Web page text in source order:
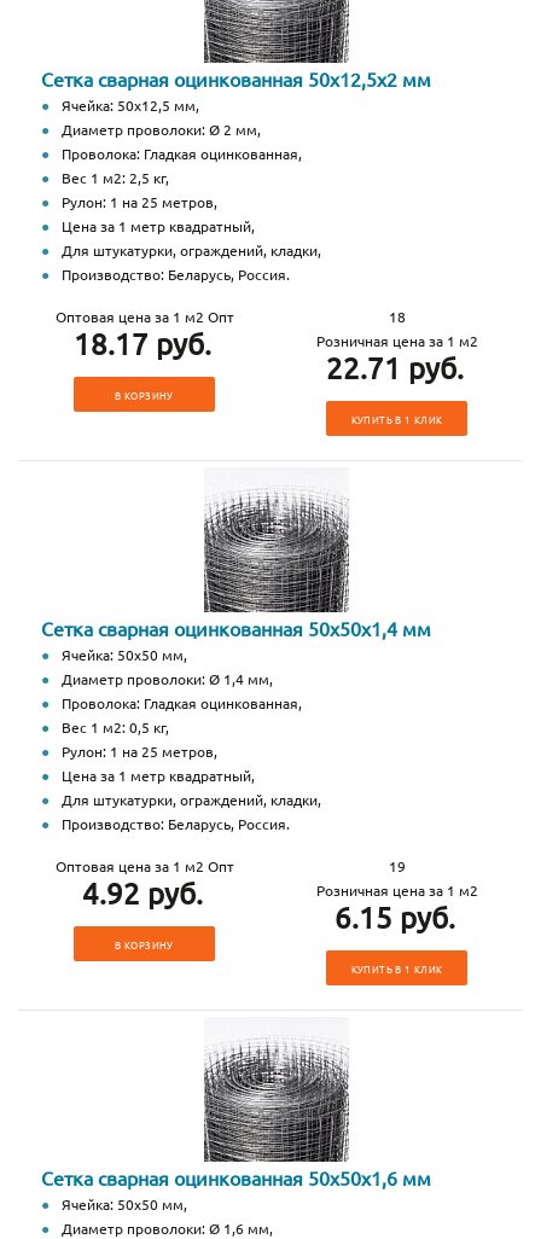
Сетка сварная оцинкованная 50х12,5х2 мм
Ячейка: 50х12,5 мм,
Диаметр проволоки: Ø 2 мм,
Проволока: Гладкая оцинкованная,
Вес 1 м2: 2,5 кг,
Рулон: 1 на 25 метров,
Цена за 1 метр квадратный,
Для штукатурки, ограждений, кладки,
Производство: Беларусь, Россия.
Оптовая цена за 1 м2 Опт
18.17 руб.
В КОРЗИНУ
18
Розничная цена за 1 м2
22.71 руб.
КУПИТЬ В 1 КЛИК
Сетка сварная оцинкованная 50х50х1,4 мм
Ячейка: 50х50 мм,
Диаметр проволоки: Ø 1,4 мм,
Проволока: Гладкая оцинкованная,
Вес 1 м2: 0,5 кг,
Рулон: 1 на 25 метров,
Цена за 1 метр квадратный,
Для штукатурки, ограждений, кладки,
Производство: Беларусь, Россия.
Оптовая цена за 1 м2 Опт
4.92 руб.
В КОРЗИНУ
19
Розничная цена за 1 м2
6.15 руб.
КУПИТЬ В 1 КЛИК
Сетка сварная оцинкованная 50х50х1,6 мм
Ячейка: 50х50 мм,
Диаметр проволоки: Ø 1,6 мм,